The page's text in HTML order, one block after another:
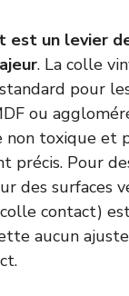
est un levier
. La colle
pour
ou
non toxique et
précis. Pour
des surfaces
contact)
aucun